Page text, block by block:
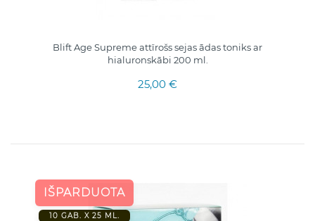
Blift Age Supreme attīrošs sejas ādas toniks ar
hialuronskābi 200 ml.
25,00 €
IŠPARDUOTA
10 GAB. X 25 ML.